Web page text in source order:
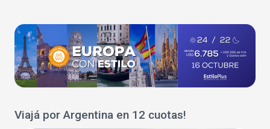
Viajá por Argentina en 12 cuotas!